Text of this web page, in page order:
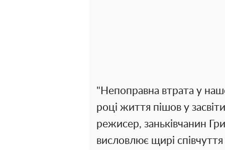
"Непоправна втрата у
році життя пішов у
режисер, заньківчанин
висловлює щирі